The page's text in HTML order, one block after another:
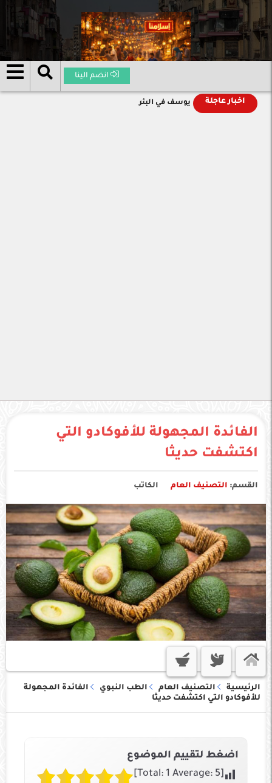
انضم الينا
اخبار عاجلة يوسف في البئر
الفائدة المجهولة للأفوكادو التي
اكتشفت حديثا
القسم: التصنيف العام الكاتب
الرئيسية التصنيف العام الطب النبوي
الفائدة المجهولة
للأفوكادو التي اكتشفت حديثا
اضغط لتقييم الموضوع
[Total:
1 Average: 5
]